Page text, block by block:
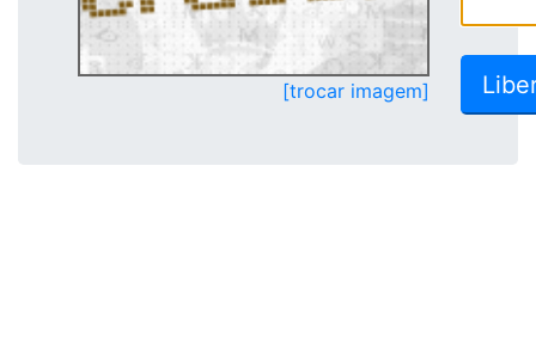
[trocar imagem]